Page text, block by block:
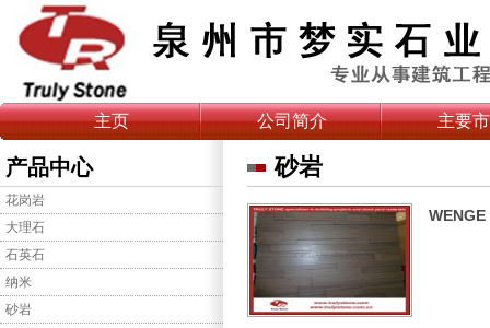
主页 公司简介 主要
产品中心
花岗岩
大理石
石英石
纳米
砂岩
砂岩